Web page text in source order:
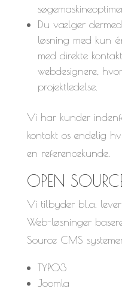
Du vælger
løsning med kun
med direkte
webdesignere,
projektledelse.
Vi har kunder
kontakt os endelig
en referencekunde.
OPEN
Vi tilbyder bl.a.
Web-løsninger
Source CMS
TYPO3
Joomla